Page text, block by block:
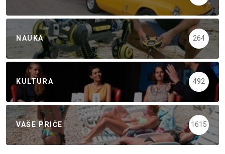
NAUKA 264
KULTURA 492
VAŠE PRIČE 1615